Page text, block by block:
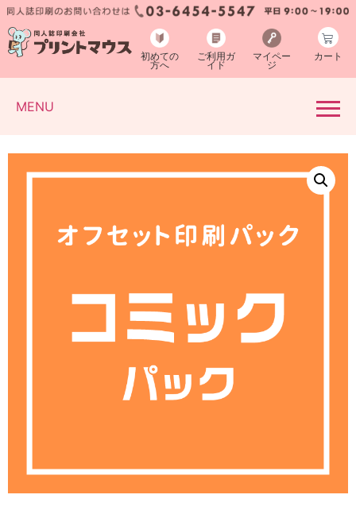
初めての
方へ
ご利用ガ
イド
マイペー
ジ
カート
MENU